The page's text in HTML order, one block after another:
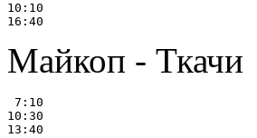
10:10
Майкоп - Ткачи
7:10
10:30
13:40